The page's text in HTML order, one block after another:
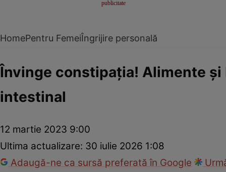
HomePentru FemeiÎngrijire personală
Învinge constipația! Alimente
intestinal
12 martie 2023 9:00
Ultima actualizare: 30 iulie 2026 1:08
Adaugă-ne ca sursă preferată în Google